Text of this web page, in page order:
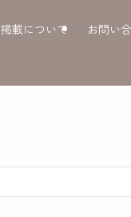
掲載について お問い